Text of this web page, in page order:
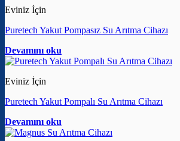
Eviniz İçin
Puretech Yakut Pompasız Su Arıtma Cihazı
Devamını oku
Eviniz İçin
Puretech Yakut Pompalı Su Arıtma Cihazı
Devamını oku